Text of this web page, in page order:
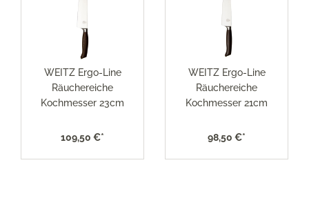
WEITZ Ergo-Line
Räuchereiche
Kochmesser 23cm
109,50 €*
WEITZ Ergo-Line
Räuchereiche
Kochmesser 21cm
98,50 €*